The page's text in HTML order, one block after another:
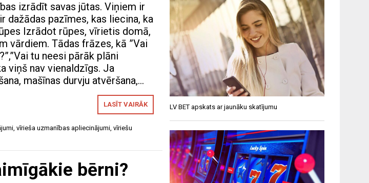
izrādīt savas jūtas. Viņiem ir
dažādas pazīmes, kas liecina, ka
Izrādot rūpes, vīrietis domā,
vārdiem. Tādas frāzes, kā ”Vai
tu neesi pārāk plāni
viņš nav vienaldzīgs. Ja
mašīnas durvju atvēršana,…
LASĪT VAIRĀK
, vīrieša uzmanības apliecinājumi, vīriešu
bērni?
LV BET apskats ar jaunāku skatījumu